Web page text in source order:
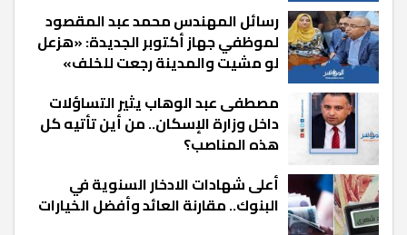
رسائل المهندس محمد عبد المقصود
لموظفي جهاز أكتوبر الجديدة: «هزعل
لو مشيت والمدينة رجعت للخلف»
مصطفى عبد الوهاب يثير التساؤلات
داخل وزارة الإسكان.. من أين تأتيه كل
هذه المناصب؟
أعلى شهادات الادخار السنوية في
البنوك.. مقارنة العائد وأفضل الخيارات